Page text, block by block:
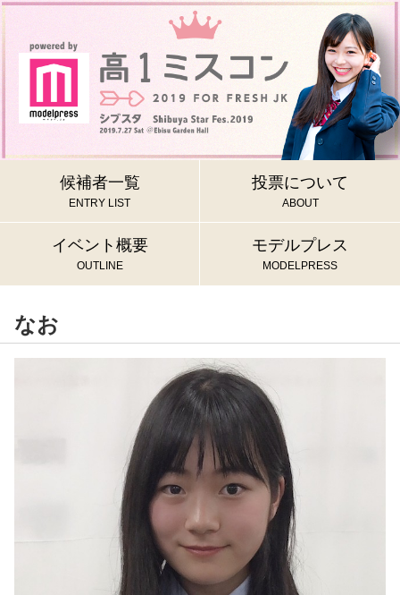
候補者一覧
ENTRY LIST
投票について
ABOUT
イベント概要
OUTLINE
モデルプレス
MODELPRESS
なお